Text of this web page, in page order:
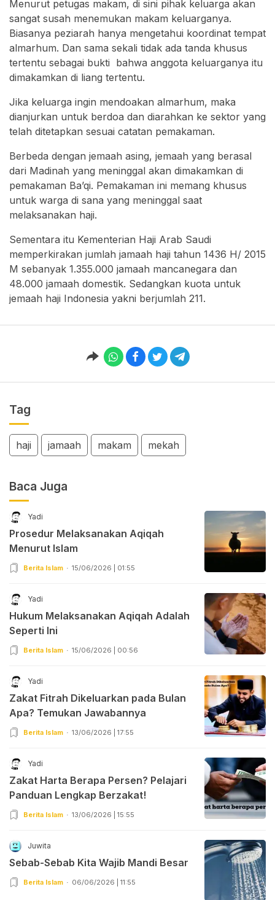
Menurut petugas makam, di sini pihak keluarga akan
sangat susah menemukan makam keluarganya.
Biasanya peziarah hanya mengetahui koordinat tempat
almarhum. Dan sama sekali tidak ada tanda khusus
tertentu sebagai bukti bahwa anggota keluarganya itu
dimakamkan di liang tertentu.
Jika keluarga ingin mendoakan almarhum, maka
dianjurkan untuk berdoa dan diarahkan ke sektor yang
telah ditetapkan sesuai catatan pemakaman.
Berbeda dengan jemaah asing, jemaah yang berasal
dari Madinah yang meninggal akan dimakamkan di
pemakaman Ba’qi. Pemakaman ini memang khusus
untuk warga di sana yang meninggal saat
melaksanakan haji.
Sementara itu Kementerian Haji Arab Saudi
memperkirakan jumlah jamaah haji tahun 1436 H/ 2015
M sebanyak 1.355.000 jamaah mancanegara dan
48.000 jamaah domestik. Sedangkan kuota untuk
jemaah haji Indonesia yakni berjumlah 211.
Tag
haji jamaah makam mekah
Baca Juga
Yadi
Prosedur Melaksanakan Aqiqah
Menurut Islam
Berita Islam 15/06/2026 | 01:55
Yadi
Hukum Melaksanakan Aqiqah Adalah
Seperti Ini
Berita Islam 15/06/2026 | 00:56
Yadi
Zakat Fitrah Dikeluarkan pada Bulan
Apa? Temukan Jawabannya
Berita Islam 13/06/2026 | 17:55
Yadi
Zakat Harta Berapa Persen? Pelajari
Panduan Lengkap Berzakat!
Berita Islam 13/06/2026 | 15:55
Juwita
Sebab-Sebab Kita Wajib Mandi Besar
Berita Islam 06/06/2026 | 11:55